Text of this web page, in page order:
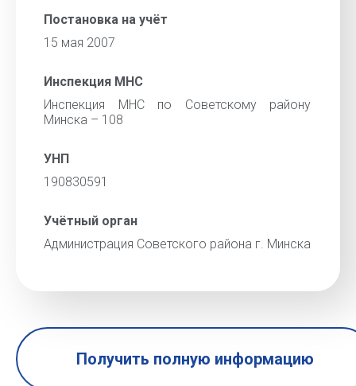
Постановка на учёт
15 мая 2007
Инспекция МНС
Инспекция МНС по Советскому району
Минска – 108
УНП
190830591
Учётный орган
Администрация Советского района г. Минска
Получить полную информацию